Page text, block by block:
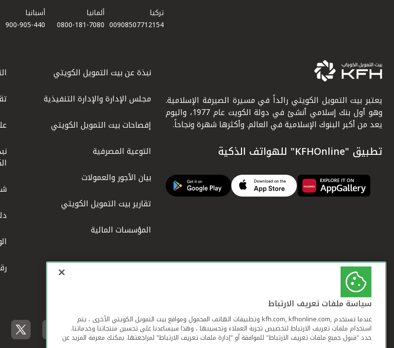
تركيا
00908507712154​
ألمانيا
0800-181-7080
أسبانيا
900-905-440
يعتبر بيت التمويل الكويتي رائداً في مسيرة الصيرفة الإسلامية.
وهو أول بنك إسلامي أنشئ في دولة الكويت عام 1977، واليوم
يعد من أكبر البنوك الإسلامية في العالم. وأكثرها شهرة ونجاحاً.
تطبيق "KFHOnline" للهواتف الذكية
نبذة عن بيت التمويل الكويتي
مجلس الإدارة والإدارة التنفيذية
إفصاحات بيت التمويل الكويتي
التوعية المصرفية
بيان الأجور والعمولات
تقارير بيت التمويل الكويتي
المؤسسات المالية
سياسة ملفات تعريف الارتباط
عندما تستخدم ,kfh.com, kfhonline.com وتطبيقات الهاتف المحمول ومواقع بيت التمويل الكويتي الأخرى ، يتم
استخدام ملفات تعريف الارتباط لتخصيص تجربة العملاء وتحسينها ، وهذا سيساعدنا على تحسين منتجاتنا وخدماتنا.
حدد "قبول جميع ملفات تعريف الارتباط" للموافقة أو "إدارة ملفات تعريف الارتباط" لمراجعتها. يمكنك معرفة المزيد عن